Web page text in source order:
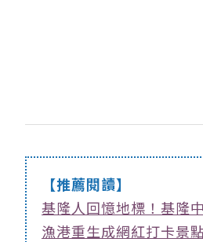
【推薦閱讀】
基隆人回憶地標！基隆
漁港重生成網紅打卡景